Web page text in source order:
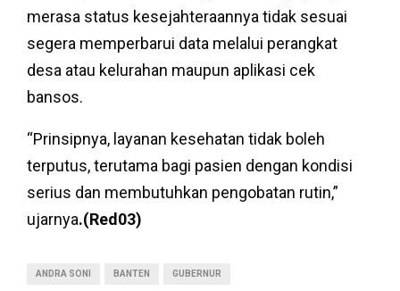
merasa status kesejahteraannya tidak sesuai
segera memperbarui data melalui perangkat
desa atau kelurahan maupun aplikasi cek
bansos.
“Prinsipnya, layanan kesehatan tidak boleh
terputus, terutama bagi pasien dengan kondisi
serius dan membutuhkan pengobatan rutin,”
ujarnya.(Red03)
ANDRA SONI BANTEN GUBERNUR